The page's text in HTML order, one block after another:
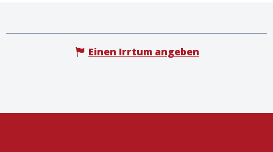
Einen Irrtum angeben